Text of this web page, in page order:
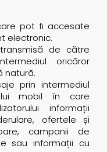
pot fi accesate
electronic.
de către
oricăror
natură.
prin intermediul
mobil în care
informații
ofertele și
campanii de
sau informații cu